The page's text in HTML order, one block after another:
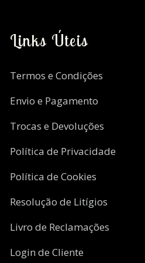
Links Úteis
Termos e Condições
Envio e Pagamento
Trocas e Devoluções
Política de Privacidade
Política de Cookies
Resolução de Litígios
Livro de Reclamações
Login de Cliente